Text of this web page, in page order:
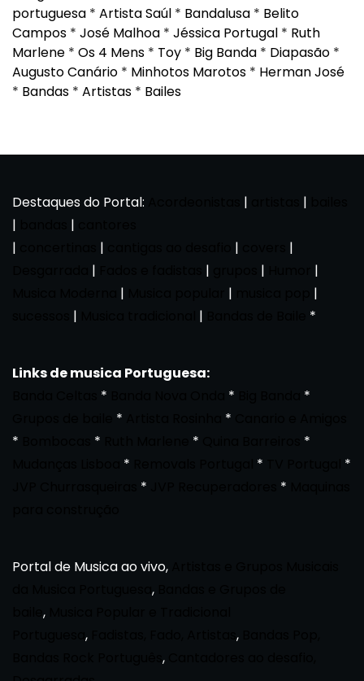
portuguesa * Artista Saúl * Bandalusa * Belito
Campos * José Malhoa * Jéssica Portugal * Ruth
Marlene * Os 4 Mens * Toy * Big Banda * Diapasão *
Augusto Canário * Minhotos Marotos * Herman José
* Bandas * Artistas * Bailes
Destaques do Portal: | |
|
|
|
| |
|
| | |
|
| |
|
| | *
Links de musica Portuguesa:
* *
*
* *
*
* *
*
* *
*
* *
Portal de Musica ao vivo,
,
,
, ,
,